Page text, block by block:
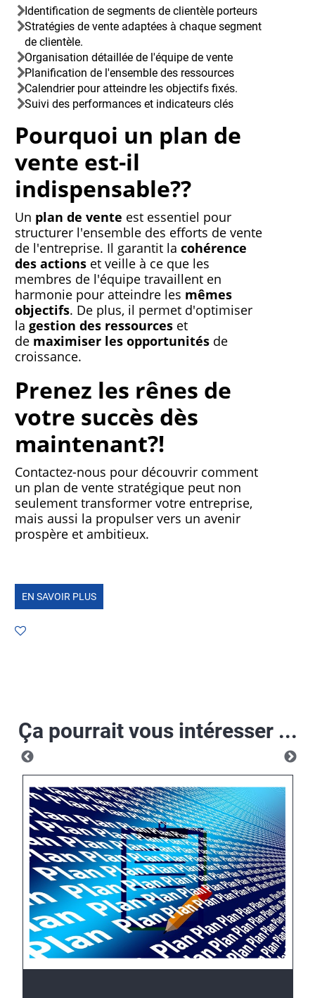
Identification de segments de clientèle porteurs
Stratégies de vente adaptées à chaque segment
de clientèle.
Organisation détaillée de l'équipe de vente
Planification de l'ensemble des ressources
Calendrier pour atteindre les objectifs fixés.
Suivi des performances et indicateurs clés
Pourquoi un plan de
vente est-il
indispensable??
Un plan de vente est essentiel pour
structurer l'ensemble des efforts de vente
de l'entreprise. Il garantit lacohérence
des actions et veille à ce que les
membres de l'équipe travaillent en
harmonie pour atteindre les mêmes
objectifs. De plus, il permet d'optimiser
lagestion des ressources et
de maximiser les opportunités de
croissance.
Prenez les rênes de
votre succès dès
maintenant?!
Contactez-nous pour découvrir comment
un plan de vente stratégique peut non
seulement transformer votre entreprise,
mais aussi la propulser vers un avenir
prospère et ambitieux.
EN SAVOIR PLUS
Ça pourrait vous intéresser ...